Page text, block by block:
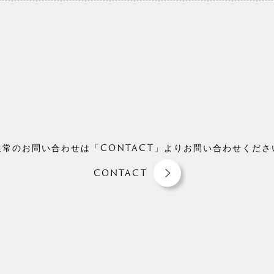
のお問い合わせは「CONTACT」よりお問い合わせくださ
CONTACT